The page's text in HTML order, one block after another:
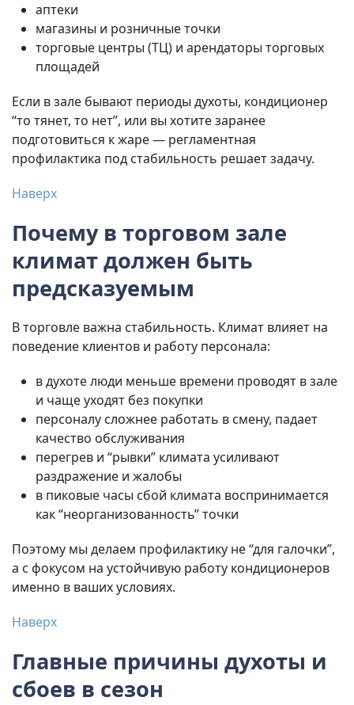
аптеки
магазины и розничные точки
торговые центры (ТЦ) и арендаторы торговых
площадей
Если в зале бывают периоды духоты, кондиционер
“то тянет, то нет”, или вы хотите заранее
подготовиться к жаре — регламентная
профилактика под стабильность решает задачу.
Наверх
Почему в торговом зале
климат должен быть
предсказуемым
В торговле важна стабильность. Климат влияет на
поведение клиентов и работу персонала:
в духоте люди меньше времени проводят в зале
и чаще уходят без покупки
персоналу сложнее работать в смену, падает
качество обслуживания
перегрев и “рывки” климата усиливают
раздражение и жалобы
в пиковые часы сбой климата воспринимается
как “неорганизованность” точки
Поэтому мы делаем профилактику не “для галочки”,
а с фокусом на устойчивую работу кондиционеров
именно в ваших условиях.
Наверх
Главные причины духоты и
сбоев в сезон